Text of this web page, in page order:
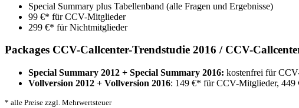
Special Summary plus Tabellenband (alle Fragen und Ergebnisse)
99 €* für CCV-Mitglieder
299 €* für Nichtmitglieder
Packages CCV-Callcenter-Trendstudie 2016 / CCV-
Special Summary 2012 + Special Summary 2016: kostenfrei für
Vollversion 2012 + Vollversion 2016: 149 €* für CCV-Mitglieder,
* alle Preise zzgl. Mehrwertsteuer